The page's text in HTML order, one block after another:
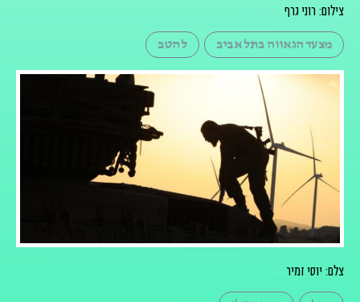
צילום: רוני גרף
מצעד הגאווה בתל אביב להטב
צלם: יוסי זמיר